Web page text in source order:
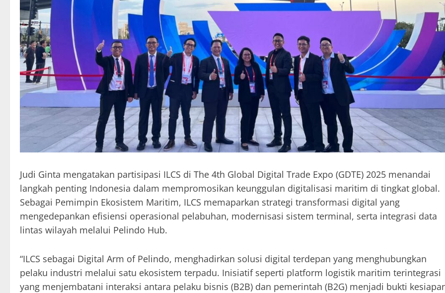
Judi Ginta mengatakan partisipasi ILCS di The 4th Global Digital Trade Expo (GDTE) 2025 menandai
langkah penting Indonesia dalam mempromosikan keunggulan digitalisasi maritim di tingkat global.
Sebagai Pemimpin Ekosistem Maritim, ILCS memaparkan strategi transformasi digital yang
mengedepankan efisiensi operasional pelabuhan, modernisasi sistem terminal, serta integrasi data
lintas wilayah melalui Pelindo Hub.
“ILCS sebagai Digital Arm of Pelindo, menghadirkan solusi digital terdepan yang menghubungkan
pelaku industri melalui satu ekosistem terpadu. Inisiatif seperti platform logistik maritim terintegrasi
yang menjembatani interaksi antara pelaku bisnis (B2B) dan pemerintah (B2G) menjadi bukti